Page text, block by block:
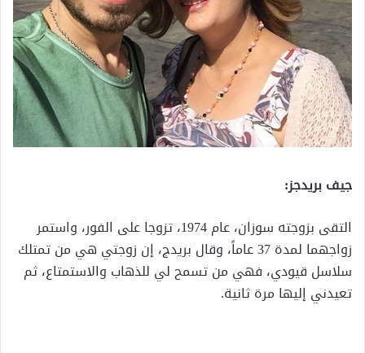
جيف بريدجز:
التقى بزوجته سوزان، عام 1974، تزوجا على الفور، واستمر
زواجهما لمدة 37 عاماً، وقال بريدج، إن زوجتي هي من تمتلك
سلاسل قيودي، فهي من تسمح لي للذهاب والاستمتاع، ثم
تعيدني إليها مرة ثانية.